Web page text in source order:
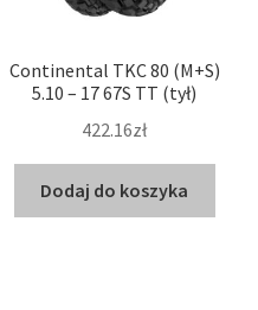
Continental TKC 80 (M+S)
5.10 – 17 67S TT (tył)
422.16zł
Dodaj do koszyka